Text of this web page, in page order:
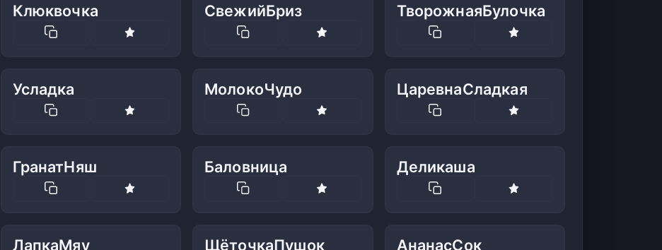
Клюквочка СвежийБриз ТворожнаяБулочка
Усладка МолокоЧудо ЦаревнаСладкая
ГранатНяш Баловница Деликаша
ЛапкаМяу ЩёточкаПушок АнанасСок